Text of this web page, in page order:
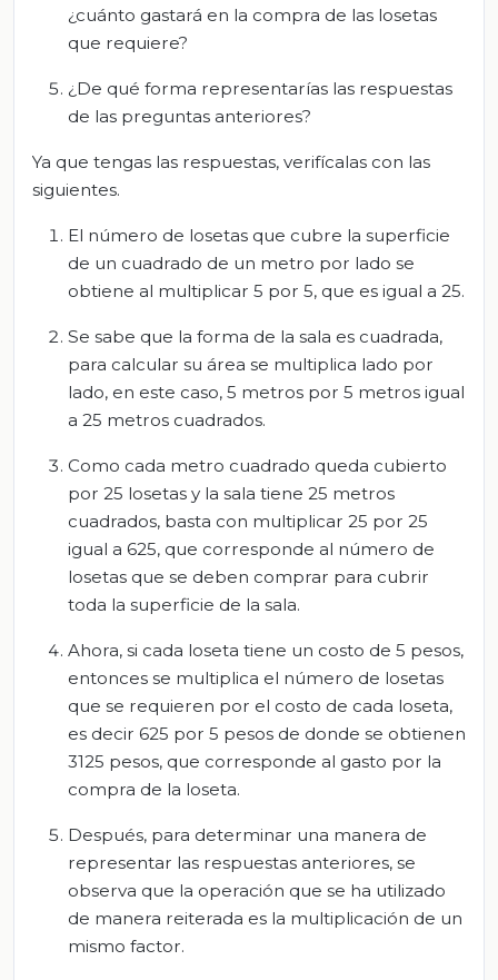
¿cuánto gastará en la compra de las losetas
que requiere?
¿De qué forma representarías las respuestas
de las preguntas anteriores?
Ya que tengas las respuestas, verifícalas con las
siguientes.
El número de losetas que cubre la superficie
de un cuadrado de un metro por lado se
obtiene al multiplicar 5 por 5, que es igual a 25.
Se sabe que la forma de la sala es cuadrada,
para calcular su área se multiplica lado por
lado, en este caso, 5 metros por 5 metros igual
a 25 metros cuadrados.
Como cada metro cuadrado queda cubierto
por 25 losetas y la sala tiene 25 metros
cuadrados, basta con multiplicar 25 por 25
igual a 625, que corresponde al número de
losetas que se deben comprar para cubrir
toda la superficie de la sala.
Ahora, si cada loseta tiene un costo de 5 pesos,
entonces se multiplica el número de losetas
que se requieren por el costo de cada loseta,
es decir 625 por 5 pesos de donde se obtienen
3125 pesos, que corresponde al gasto por la
compra de la loseta.
Después, para determinar una manera de
representar las respuestas anteriores, se
observa que la operación que se ha utilizado
de manera reiterada es la multiplicación de un
mismo factor.